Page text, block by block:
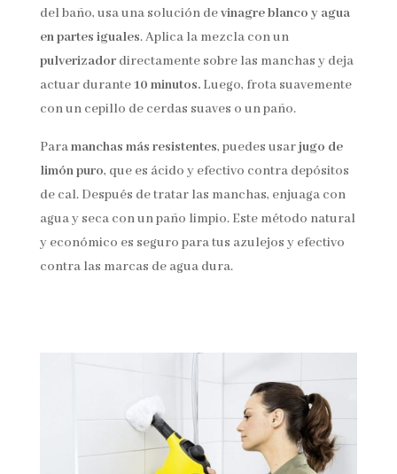
del baño, usa una solución devinagre blanco y agua
en partes iguales. Aplica la mezcla con un
pulverizadordirectamente sobre las manchas y deja
actuar durante10 minutos.Luego, frota suavemente
con un cepillo de cerdas suaves o un paño.
Paramanchas más resistentes, puedes usarjugo de
limón puro, que es ácido y efectivo contra depósitos
de cal. Después de tratar las manchas, enjuaga con
agua y seca con un paño limpio. Este método natural
y económico es seguro para tus azulejos y efectivo
contra las marcas de agua dura.